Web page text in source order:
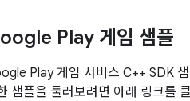
Play 게임 샘플
Play 게임 서비스 C++ SDK
샘플을 둘러보려면 아래 링크를